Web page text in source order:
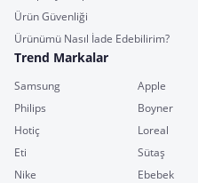
Ürün Güvenliği
Ürünümü Nasıl İade Edebilirim?
Trend Markalar
Samsung Apple
Philips
Boyner
Hotiç
Loreal
Eti
Sütaş
Nike
Ebebek